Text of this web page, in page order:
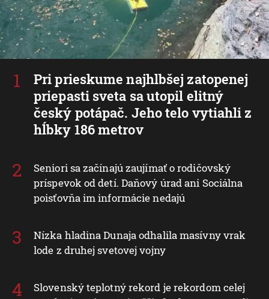
Pri prieskume najhlbšej zatopenej
priepasti sveta sa utopil elitný
český potápač. Jeho telo vytiahli z
hĺbky 186 metrov
Seniori sa začínajú zaujímať o rodičovský
príspevok od detí. Daňový úrad ani Sociálna
poisťovňa im informácie nedajú
Nízka hladina Dunaja odhalila masívny vrak
lode z druhej svetovej vojny
Slovenský teplotný rekord je rekordom celej